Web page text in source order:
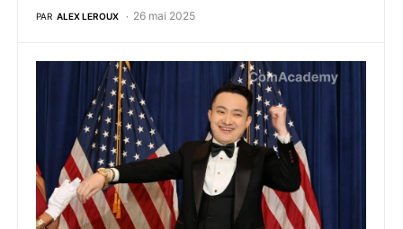
PAR ALEX LEROUX 26 mai 2025
Dîner présidentiel : Justin Sun défend le memecoin